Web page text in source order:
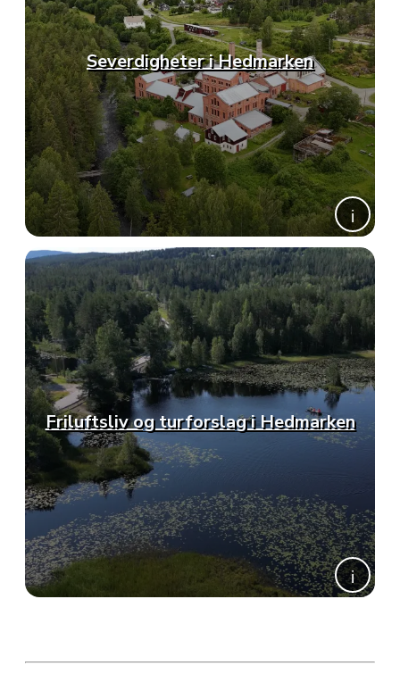
Severdigheter i Hedmarken
Friluftsliv og turforslag i Hedmarken